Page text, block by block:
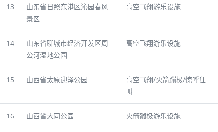
13
山东省日照东港区沁园春风
景区
高空飞翔游乐设施
14
山东省聊城市经济开发区周
公河湿地公园
高空飞翔游乐设施
15 山西省太原迎泽公园
高空飞翔/火箭蹦极/惊呼狂
叫
16 山西省大同公园 火箭蹦极游乐设施